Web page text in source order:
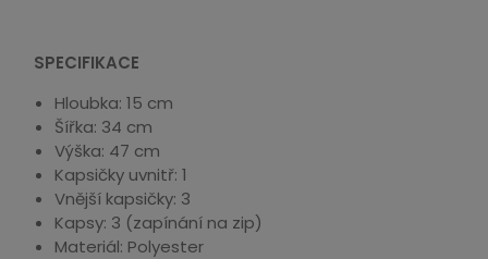
SPECIFIKACE
Hloubka: 15 cm
Šířka: 34 cm
Výška: 47 cm
Kapsičky uvnitř: 1
Vnější kapsičky: 3
Kapsy: 3 (zapínání na zip)
Materiál: Polyester